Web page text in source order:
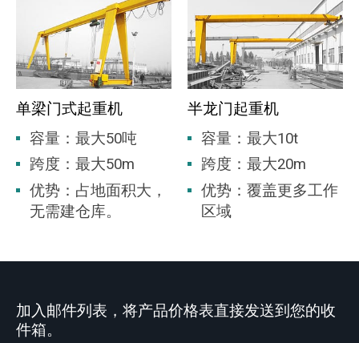
单梁门式起重机
容量：最大50吨
跨度：最大50m
优势：占地面积大，
无需建仓库。
半龙门起重机
容量：最大10t
跨度：最大20m
优势：覆盖更多工作
区域
加入邮件列表，将产品价格表直接发送到您的收
件箱。